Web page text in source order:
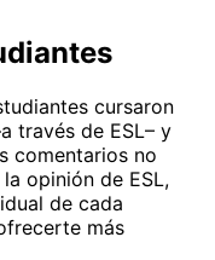
cursaron
través de ESL– y
comentarios no
opinión de ESL,
de cada
más